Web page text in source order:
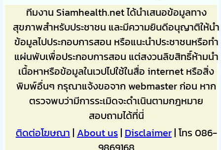
ทีมงาน Siamhealth.net ได้นำเสนอข้อมูลทาง
สุขภาพสำหรับประชาชน และมีความยินดีอนุญาติให้นำ
ข้อมูลไปประกอบการสอน หรือแนะนำประชาชนหรือทำ
แผ่นพับเพื่อประกอบการสอน แต่สงวนลิขสิทธิ์ห้ามนำ
เนื้อหาหรือข้อมูลในเวปไปใช้ในสื่อ internet หรือสิ่ง
พิมพ์อื่นๆ กรุณาแจ้งขอจาก webmaster ก่อน หาก
ตรวจพบว่ามีการระเมิดจะดำเนินตามกฎหมาย
สอบถามได้ที่นี่
ติดต่อโฆษณา|About us|Disclaimer| โทร 086-